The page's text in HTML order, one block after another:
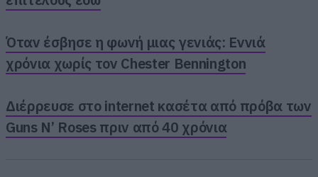
“Giants & Monsters”track listing:
Όταν έσβησε η φωνή μιας γενιάς: Εννιά
χρόνια χωρίς τον Chester Bennington
Διέρρευσε στο internet κασέτα από πρόβα των
Guns N’ Roses πριν από 40 χρόνια